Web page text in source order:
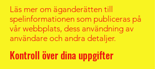
Läs mer om äganderätten till
spelinformationen som publiceras på
vår webbplats, dess användning av
användare och andra detaljer.
Kontroll över dina uppgifter